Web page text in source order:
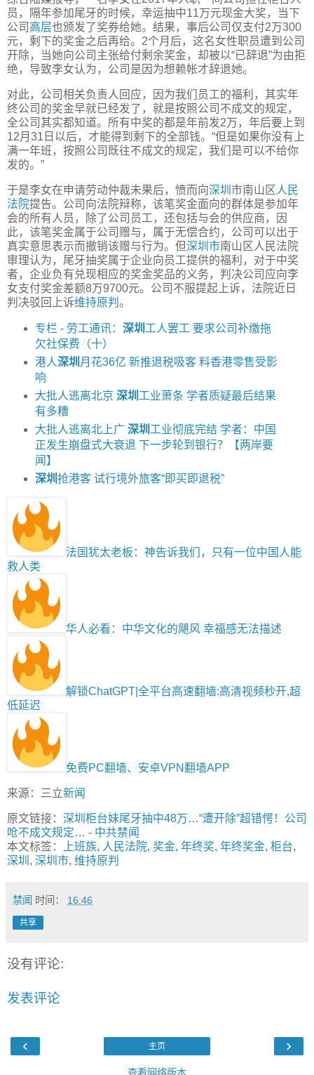
员，隔年参加尾牙的时候，幸运抽中11万元现金大奖，当下
公司 高层也颁发了奖券给她。结果，事后公司仅支付2万300
元，剩下的奖金之后再给。2个月后，这名女性职员遭到公司
开除，当她向公司主张给付剩余奖金，却被以“已辞退”为由拒
绝，导致李女认为，公司是因为想赖帐才辞退她。
对此，公司相关负责人回应，因为我们员工的福利，其实年
终公司的奖金早就已经发了，就是按照公司不成文的规定，
全公司其实都知道。所有中奖的都是年前发2万，年后要上到
12月31日以后，才能得到剩下的全部钱。“但是如果你没有上
满一年班，按照公司既往不成文的规定，我们是可以不给你
发的。”
于是李女在申请劳动仲裁未果后，愤而向深圳 市南山区 人民
法院提告。公司向法院辩称，该笔奖金面向的群体是参加年
会的所有人员，除了公司员工，还包括与会的供应商，因
此，该笔奖金属于公司赠与，属于无偿合约，公司可以出于
真实意思表示而撤销该赠与行为。但深圳市南山区人民法院
审理认为，尾牙抽奖属于企业向员工提供的福利，对于中奖
者，企业负有兑现相应的奖金奖品的义务，判决公司应向李
女支付奖金差额8万9700元。公司不服提起上诉，法院近日
判决驳回上诉维持原判 。
专栏 - 劳工通讯： 深圳 工人罢工 要求公司补缴拖
欠社保费（十）
港人深圳 月花36亿 新推退税吸客 料香港零售受影
响
大批人逃离北京 深圳 工业萧条 学者质疑最后结果
有多糟
大批人逃离北上广 深圳 工业彻底完结 学者：中国
正发生崩盘式大衰退 下一步轮到银行？【两岸要
闻】
深圳 抢港客 试行境外旅客“即买即退税”
法国犹太老板：神告诉我们，只有一位中国人能
救人类
华人必看：中华文化的飓风 幸福感无法描述
解锁ChatGPT|全平台高速翻墙:高清视频秒开,超
低延迟
免费PC翻墙、安卓VPN翻墙APP
来源：三立新闻
原文链接： 深圳柜台妹尾牙抽中48万…“遭开除”超错愕！公司
呛不成文规定… - 中共禁闻
本文标签：
上班族, 人民法院, 奖金, 年终奖, 年终奖金, 柜台,
深圳 , 深圳市, 维持原判
禁闻 时间： 16:46
共享
没有评论:
发表评论
‹ ›
主页